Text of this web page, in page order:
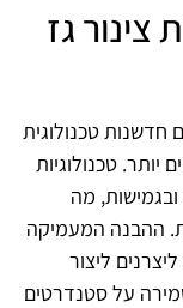
צינור גז
טכנולוגית
טכנולוגיות
מה
ההבנה המעמיקה
ליצור
על סטנדרטים